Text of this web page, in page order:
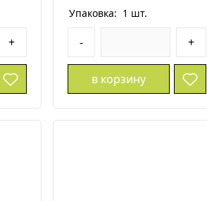
+
Упаковка: 1 шт.
- +
в корзину